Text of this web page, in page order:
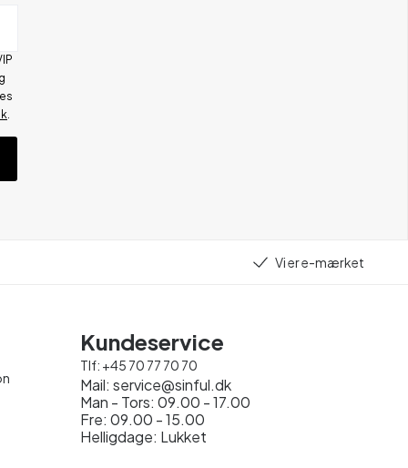
Vi er e-mærket
Kundeservice
Tlf: +45 70 77 70 70
Mail: service@sinful.dk
Man - Tors: 09.00 - 17.00
Fre: 09.00 - 15.00
Helligdage: Lukket